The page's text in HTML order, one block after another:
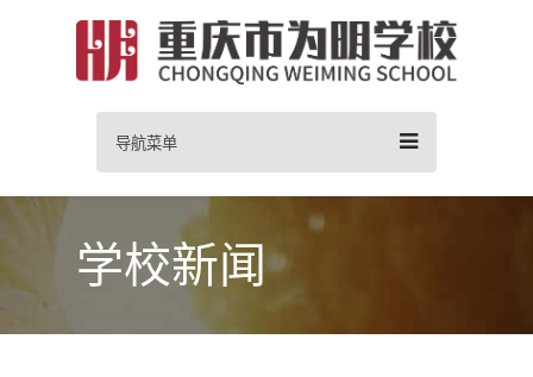
导航菜单
学校新闻